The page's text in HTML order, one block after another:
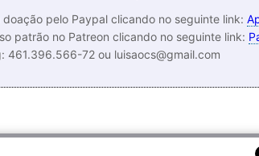
doação pelo Paypal clicando no seguinte link:
patrão no Patreon clicando no seguinte link:
461.396.566-72 ou luisaocs@gmail.com